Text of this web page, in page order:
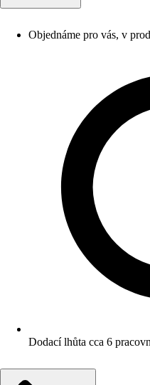
Objednáme pro vás, v
Dodací lhůta cca 6